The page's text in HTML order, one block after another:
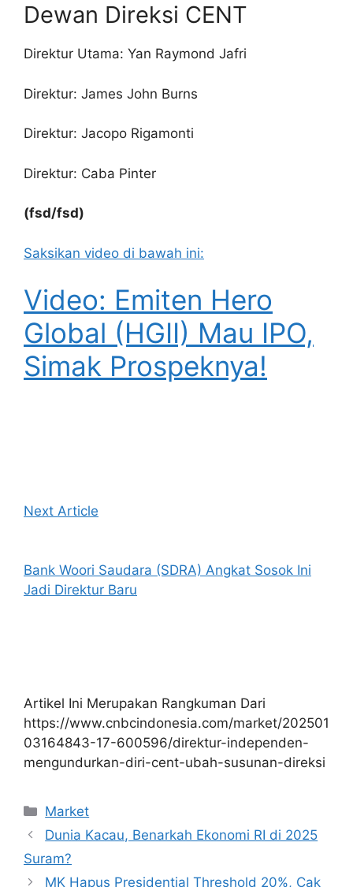
Dewan Direksi CENT
Direktur Utama: Yan Raymond Jafri
Direktur: James John Burns
Direktur: Jacopo Rigamonti
Direktur: Caba Pinter
(fsd/fsd)
Saksikan video di bawah ini:
Video: Emiten Hero
Global (HGII) Mau IPO,
Simak Prospeknya!
Next Article
Bank Woori Saudara (SDRA) Angkat Sosok Ini
Jadi Direktur Baru
Artikel Ini Merupakan Rangkuman Dari
https://www.cnbcindonesia.com/market/202501
03164843-17-600596/direktur-independen-
mengundurkan-diri-cent-ubah-susunan-direksi
Kategori
Market
Dunia Kacau, Benarkah Ekonomi RI di 2025
Suram?
MK Hapus Presidential Threshold 20%, Cak